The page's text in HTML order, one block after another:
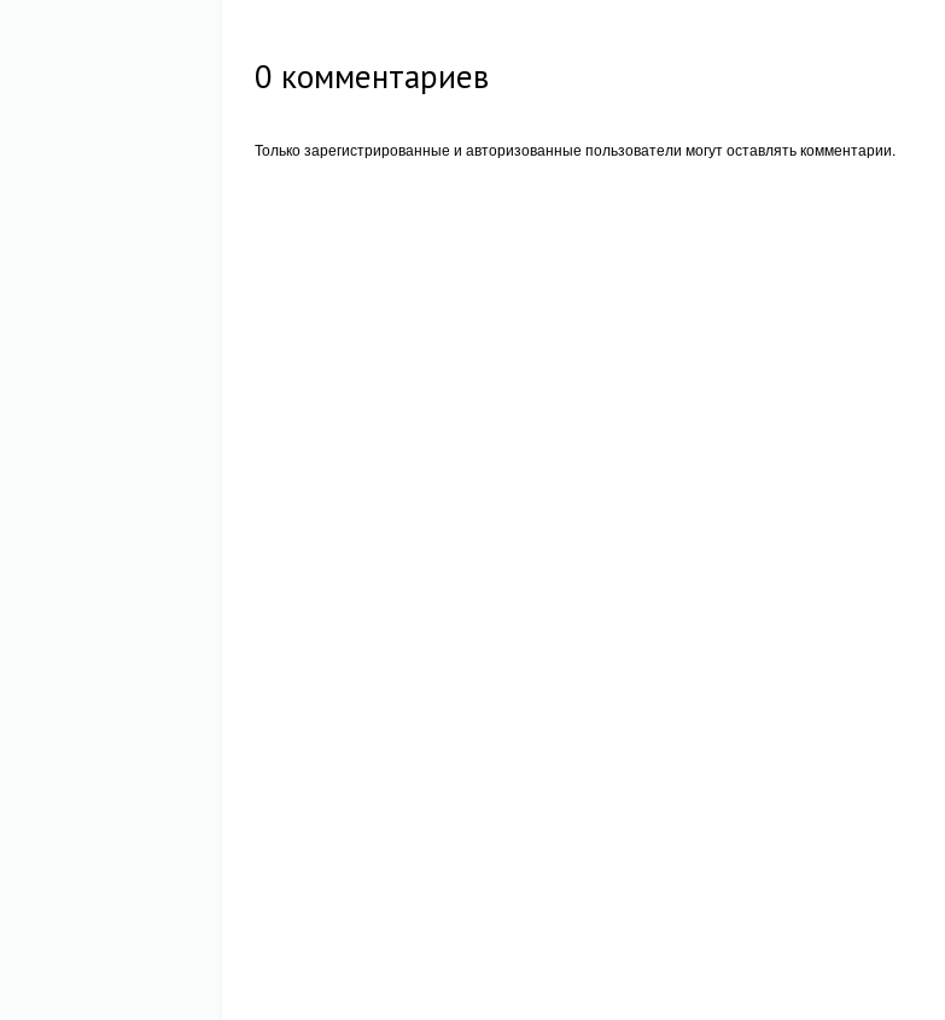
0 комментариев
Только зарегистрированные и авторизованные пользователи могут оставлять комментарии.